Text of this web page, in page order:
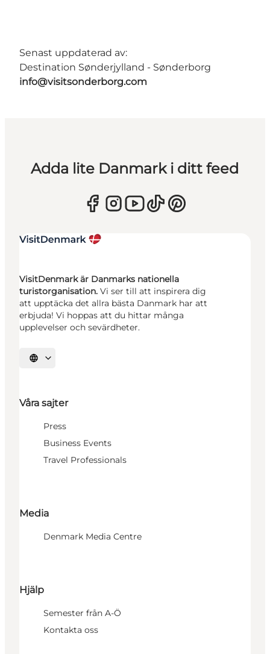
Senast uppdaterad av:
Destination Sønderjylland - Sønderborg
info@visitsonderborg.com
Adda lite Danmark i ditt feed
VisitDenmark är Danmarks nationella
turistorganisation. Vi ser till att inspirera dig
att upptäcka det allra bästa Danmark har att
erbjuda! Vi hoppas att du hittar många
upplevelser och sevärdheter.
Välj språk
Våra sajter
Press
Business Events
Travel Professionals
Media
Denmark Media Centre
Hjälp
Semester från A-Ö
Kontakta oss